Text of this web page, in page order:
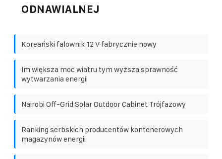
ODNAWIALNEJ
Koreański falownik 12 V fabrycznie nowy
Im większa moc wiatru tym wyższa sprawność
wytwarzania energii
Nairobi Off-Grid Solar Outdoor Cabinet Trójfazowy
Ranking serbskich producentów kontenerowych
magazynów energii